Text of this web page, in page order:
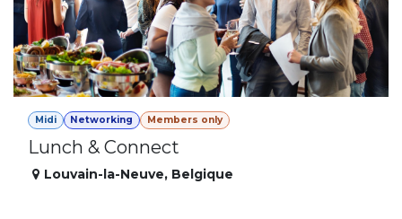
Midi Networking Members only
Lunch & Connect
Louvain-la-Neuve, Belgique